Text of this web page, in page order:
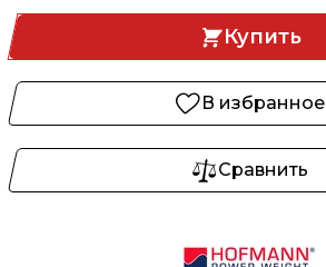
Купить
В избранное
Сравнить